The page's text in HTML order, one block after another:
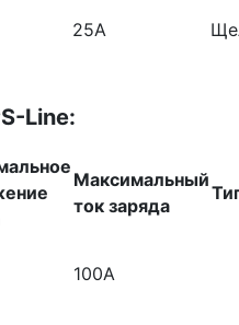
25А
Line:
Максимальный
ток заряда
100A